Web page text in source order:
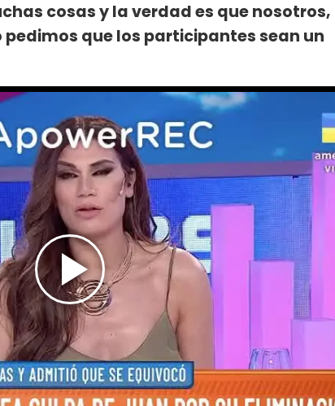
cosas y la verdad es que nosotros,
que los participantes sean un